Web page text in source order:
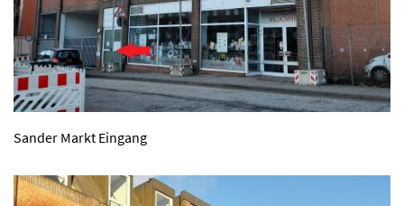
Sander Markt Eingang